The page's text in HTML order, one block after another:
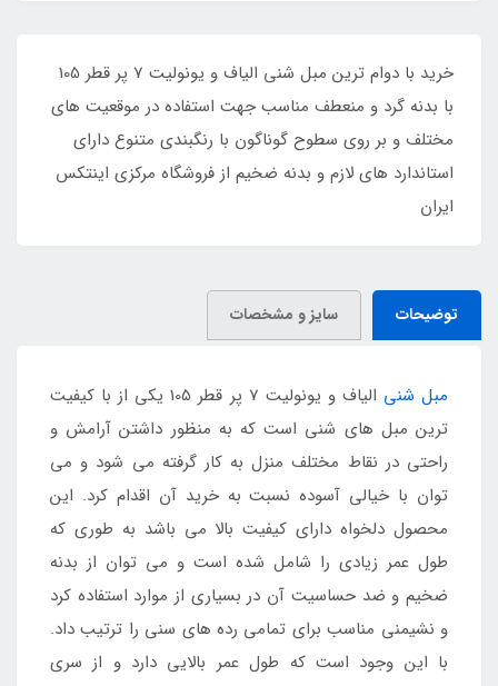
خرید با دوام ترین مبل شنی الیاف و یونولیت 7 پر قطر 105
با بدنه گرد و منعطف مناسب جهت استفاده در موقعیت های
مختلف و بر روی سطوح گوناگون با رنگبندی متنوع دارای
استاندارد های لازم و بدنه ضخیم از فروشگاه مرکزی اینتکس
ایران
توضیحات سایز و مشخصات
مبل شنی
الیاف و یونولیت 7 پر قطر 105 یکی از با کیفیت
ترین مبل های شنی است که به منظور داشتن آرامش و
راحتی در نقاط مختلف منزل به کار گرفته می شود و می
توان با خیالی آسوده نسبت به خرید آن اقدام کرد. این
محصول دلخواه دارای کیفیت بالا می باشد به طوری که
طول عمر زیادی را شامل شده است و می توان از بدنه
ضخیم و ضد حساسیت آن در بسیاری از موارد استفاده کرد
و نشیمنی مناسب برای تمامی رده های سنی را ترتیب داد.
با این وجود است که طول عمر بالایی دارد و از سری